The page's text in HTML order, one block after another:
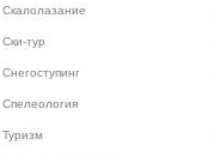
Скалолазание
Ски-тур
Снегоступинг
Спелеология
Туризм